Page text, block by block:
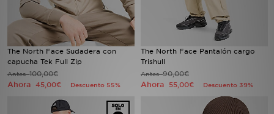
The North Face Sudadera con
capucha Tek Full Zip
Antes100,00€
Ahora 45,00€ Descuento 55%
The North Face Pantalón cargo
Trishull
Antes90,00€
Ahora 55,00€ Descuento 39%